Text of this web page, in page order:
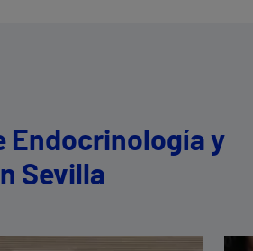
Endocrinología y
Sevilla